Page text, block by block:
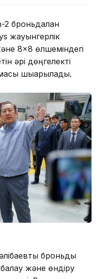
броньдалған
жауынгерлік
8×8 өлшеміндегі
әрі дөңгелекті
шығарылады.
броньды
және өндіру